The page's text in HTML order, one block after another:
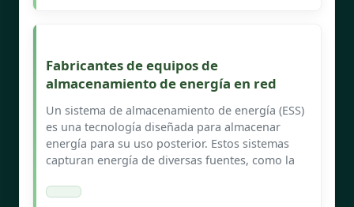
Fabricantes de equipos de
almacenamiento de energía en red
Un sistema de almacenamiento de energía (ESS)
es una tecnología diseñada para almacenar
energía para su uso posterior. Estos sistemas
capturan energía de diversas fuentes, como la